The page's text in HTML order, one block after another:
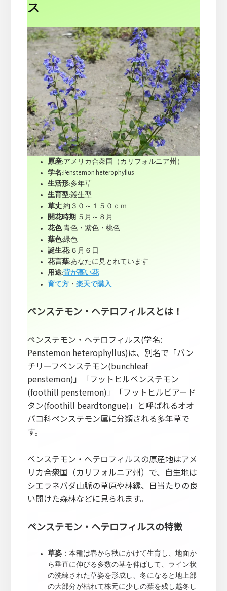
ス
原産:アメリカ合衆国（カリフォルニア州）
学名:Penstemon heterophyllus
生活形:多年草
生育型:叢生型
草丈:約３０～１５０ｃｍ
開花時期 :５月～８月
花色:青色・紫色・桃色
葉色:緑色
誕生花:６月６日
花言葉:あなたに見とれています
用途:背が高い花
育て方・ 楽天で購入
ペンステモン・ヘテロフィルスとは！
ペンステモン・ヘテロフィルス(学名:
Penstemon heterophyllus)は、別名で「バン
チリーフペンステモン(bunchleaf
penstemon)」「フットヒルペンステモン
(foothill penstemon)」「フットヒルビアード
タン(foothill beardtongue)」と呼ばれるオオ
バコ科ペンステモン属に分類される多年草で
す。
ペンステモン・ヘテロフィルスの原産地はアメ
リカ合衆国（カリフォルニア州）で、自生地は
シエラネバダ山脈の草原や林縁、日当たりの良
い開けた森林などに見られます。
ペンステモン・ヘテロフィルスの特徴
草姿：本種は春から秋にかけて生育し、地面か
ら垂直に伸びる多数の茎を伸ばして、ライン状
の洗練された草姿を形成し、冬になると地上部
の大部分が枯れて株元に少しの葉を残し越冬し